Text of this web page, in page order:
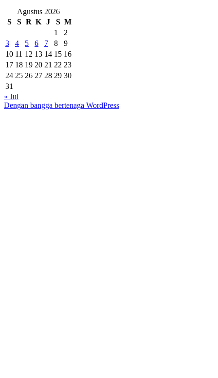
Agustus 2026
S
S R K J S M
1
2
3
4 5 6 7 8
9
10 11 12 13 14 15 16
17 18 19 20 21 22 23
24 25 26 27 28 29 30
31
« Jul
Dengan bangga bertenaga WordPress